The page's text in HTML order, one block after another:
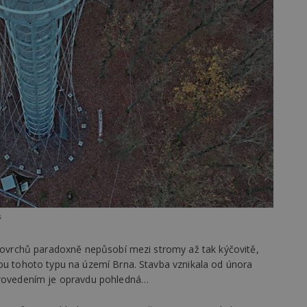
paradoxně nepůsobí mezi stromy až tak kýčovitě,
tohoto typu na území Brna. Stavba vznikala od února
je opravdu pohledná…
vzorkování dat definovaného limitem
vašeho webu.
1
.estav.cz
53
sekund
Tento soubor cookie je přidružen k
Správce značek Google k načtení
stránku. Pokud je použit, lze jej
nutný, protože bez něj jiné skripty
správně. Konec názvu je jedinečné
identifikátorem přidruženého účtu
www.estav.cz 1 rok
Tento soubor cookie se používá k
uživatele
Hotjar Ltd
.estav.cz
29
minut
54
sekund
Soubor cookie je nastaven tak, aby
začátek cesty uživatele pro celkový
Neobsahuje žádné identifikovatelné
Hotjar Ltd
.estav.cz
29
minut
54
sekund
Soubor cookie je nastaven tak, aby
začátek cesty uživatele pro celkový
Neobsahuje žádné identifikovatelné
53
sekund
Google LLC
.estav.cz
1 rok